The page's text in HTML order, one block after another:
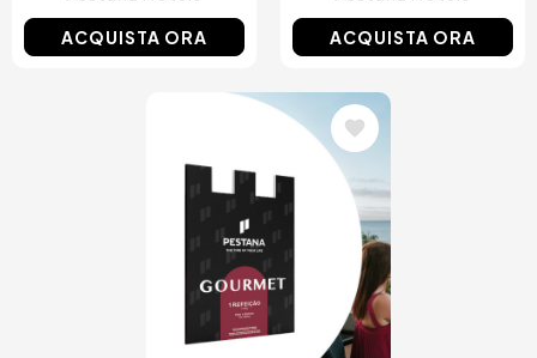
ACQUISTA ORA ACQUISTA ORA
Immagine